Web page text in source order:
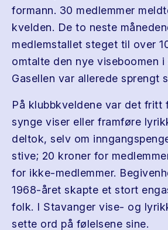
formann. 30 medlemmer
kvelden. De to neste
medlemstallet steget til over
omtalte den nye viseboomen i
Gasellen var allerede sprengt
På klubbkveldene var det fritt
synge viser eller framføre
deltok, selv om
stive; 20 kroner for
for ikke-medlemmer.
1968-året skapte et stort
folk. I Stavanger vise- og
sette ord på følelsene sine.